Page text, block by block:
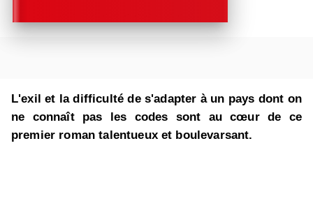
L'exil et la difficulté de s'adapter à un pays dont on
ne connaît pas les codes sont au cœur de ce
premier roman talentueux et boulevarsant.